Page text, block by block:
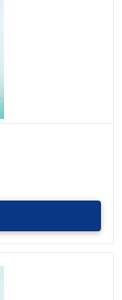
91%. Отопление
настройки на
в жилой зоне